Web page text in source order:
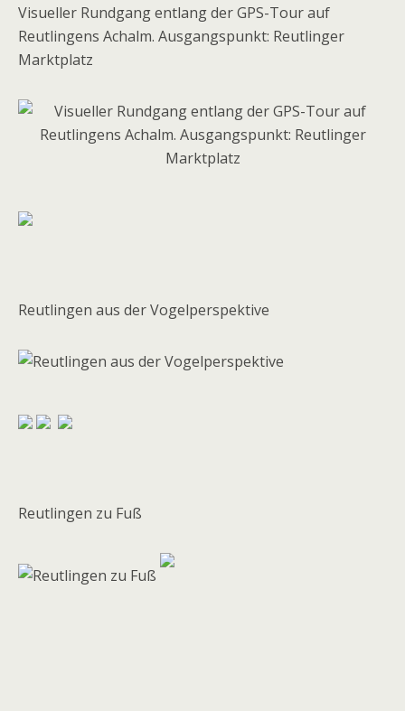
Visueller Rundgang entlang der GPS-Tour auf
Reutlingens Achalm. Ausgangspunkt: Reutlinger
Marktplatz
Reutlingen aus der Vogelperspektive
Reutlingen zu Fuß